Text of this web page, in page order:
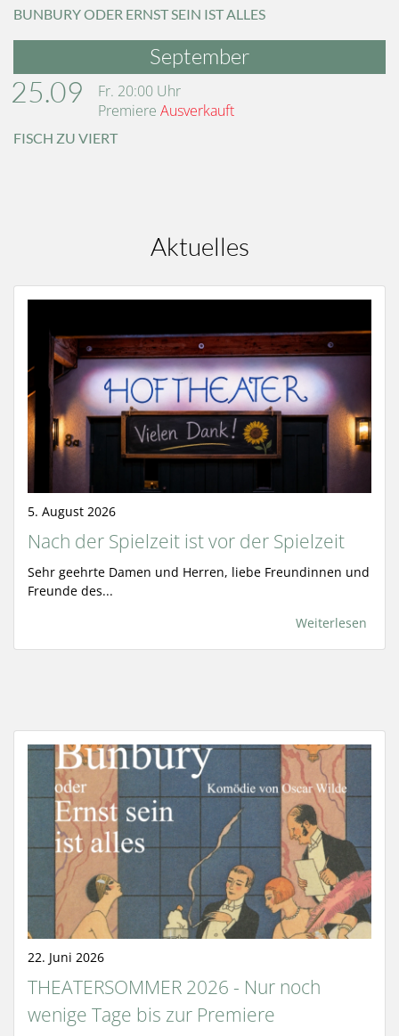
BUNBURY ODER ERNST SEIN IST ALLES
September
25.09 Fr. 20:00 Uhr
Premiere Ausverkauft
FISCH ZU VIERT
Aktuelles
5. August 2026
Nach der Spielzeit ist vor der Spielzeit
Sehr geehrte Damen und Herren, liebe Freundinnen und
Freunde des...
Weiterlesen
22. Juni 2026
THEATERSOMMER 2026 - Nur noch
wenige Tage bis zur Premiere